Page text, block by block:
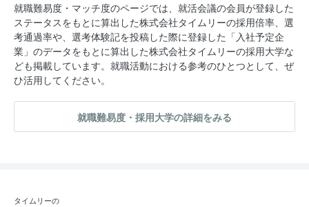
就職難易度・マッチ度のページでは、就活会議の会員が登録した
ステータスをもとに算出した株式会社タイムリーの採用倍率、選
考通過率や、選考体験記を投稿した際に登録した「入社予定企
業」のデータをもとに算出した株式会社タイムリーの採用大学な
ども掲載しています。就職活動における参考のひとつとして、ぜ
ひ活用してください。
就職難易度・採用大学の詳細をみる
タイムリーの